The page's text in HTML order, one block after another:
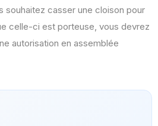
souhaitez casser une cloison pour
celle-ci est porteuse, vous devrez
autorisation en assemblée